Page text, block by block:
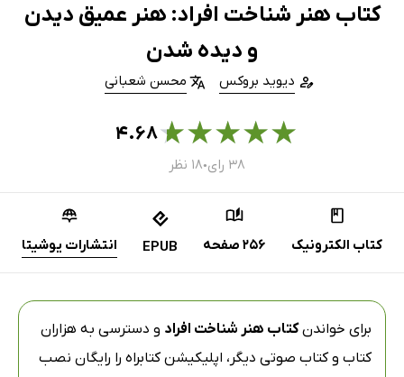
کتاب هنر شناخت افراد: هنر عمیق دیدن
و دیده شدن
دیوید بروکس محسن شعبانی
★
★
★
★
★۴.۶۸
۳۸ رای ● ۱۸ نظر
کتاب الکترونیک 256 صفحه EPUB انتشارات یوشیتا
برای خواندنکتاب هنر شناخت افراد و دسترسی به هزاران
کتاب و کتاب صوتی دیگر، اپلیکیشن کتابراه را رایگان نصب